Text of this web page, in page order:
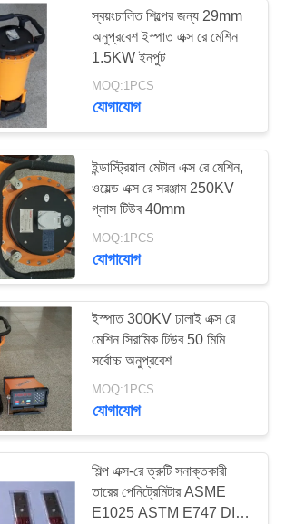
স্বয়ংচালিত শিল্পের জন্য 29mm
অনুপ্রবেশ ইস্পাত এক্স রে মেশিন
1.5KW ইনপুট
MOQ:1PCS
যোগাযোগ
ইন্ডাস্ট্রিয়াল মেটাল এক্স রে মেশিন,
ওয়েল্ড এক্স রে সরঞ্জাম 250KV
গ্লাস টিউব 40mm
MOQ:1PCS
যোগাযোগ
ইস্পাত 300KV ঢালাই এক্স রে
মেশিন সিরামিক টিউব 50 মিমি
সর্বোচ্চ অনুপ্রবেশ
MOQ:1PCS
যোগাযোগ
শিল্প এক্স-রে ত্রুটি সনাক্তকারী
তারের পেনিট্রেমিটার ASME
E1025 ASTM E747 DIN